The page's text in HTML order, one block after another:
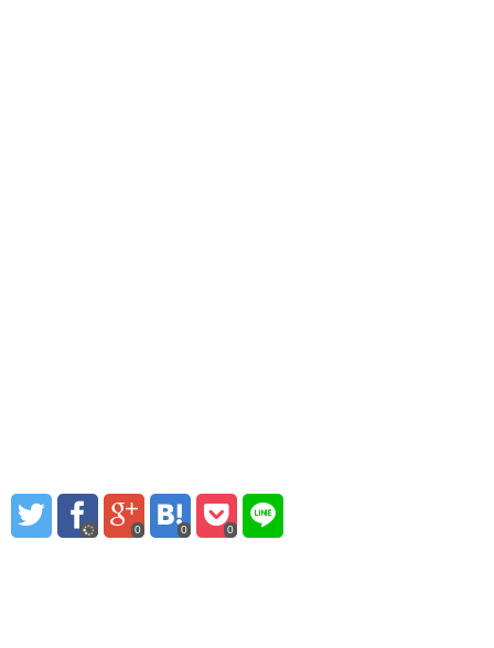
0 0 0